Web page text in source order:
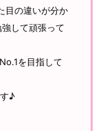
目の違いが分か
して頑張って
を目指して
♪